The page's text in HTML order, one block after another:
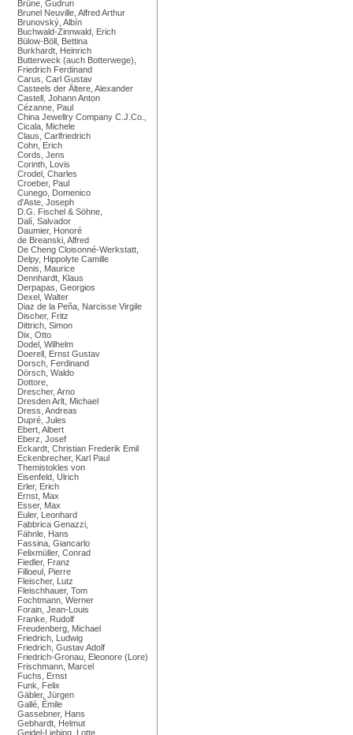
Brüne, Gudrun
Brunel Neuville, Alfred Arthur
Brunovský, Albín
Buchwald-Zinnwald, Erich
Bülow-Böll, Bettina
Burkhardt, Heinrich
Butterweck (auch Botterwege),
Friedrich Ferdinand
Carus, Carl Gustav
Casteels der Ältere, Alexander
Castell, Johann Anton
Cézanne, Paul
China Jewellry Company C.J.Co.,
Cicala, Michele
Claus, Carlfriedrich
Cohn, Erich
Cords, Jens
Corinth, Lovis
Crodel, Charles
Croeber, Paul
Cunego, Domenico
d'Aste, Joseph
D.G. Fischel & Söhne,
Dalí, Salvador
Daumier, Honoré
de Breanski, Alfred
De Cheng Cloisonné-Werkstatt,
Delpy, Hippolyte Camille
Denis, Maurice
Dennhardt, Klaus
Derpapas, Georgios
Dexel, Walter
Diaz de la Peña, Narcisse Virgile
Discher, Fritz
Dittrich, Simon
Dix, Otto
Dodel, Wilhelm
Doerell, Ernst Gustav
Dorsch, Ferdinand
Dörsch, Waldo
Dottore,
Drescher, Arno
Dresden Arlt, Michael
Dress, Andreas
Dupré, Jules
Ebert, Albert
Eberz, Josef
Eckardt, Christian Frederik Emil
Eckenbrecher, Karl Paul
Themistokles von
Eisenfeld, Ulrich
Erler, Erich
Ernst, Max
Esser, Max
Euler, Leonhard
Fabbrica Genazzi,
Fähnle, Hans
Fassina, Giancarlo
Felixmüller, Conrad
Fiedler, Franz
Filloeul, Pierre
Fleischer, Lutz
Fleischhauer, Tom
Fochtmann, Werner
Forain, Jean-Louis
Franke, Rudolf
Freudenberg, Michael
Friedrich, Ludwig
Friedrich, Gustav Adolf
Friedrich-Gronau, Eleonore (Lore)
Frischmann, Marcel
Fuchs, Ernst
Funk, Felix
Gäbler, Jürgen
Gallé, Émile
Gassebner, Hans
Gebhardt, Helmut
Geidel-Liebing, Lotte